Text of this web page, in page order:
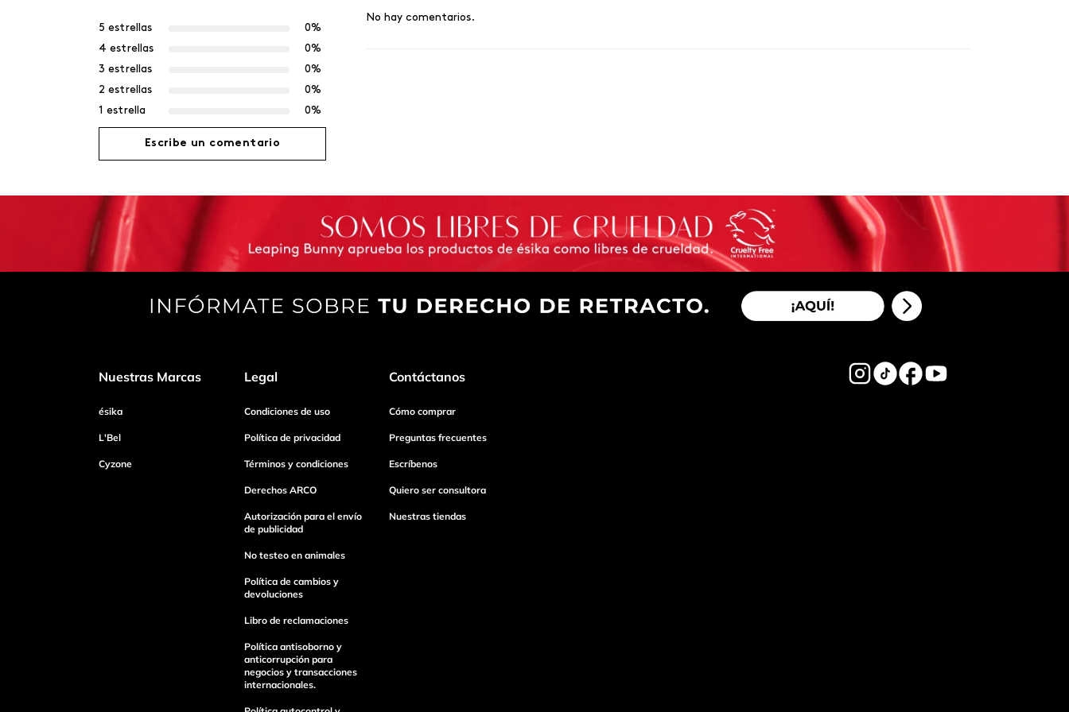
5 estrellas
0%
4 estrellas
0%
3 estrellas
0%
2 estrellas
0%
1 estrella
0%
Escribe un comentario
Agregar comentario
Título
Escribe un comentario
Enviar Comentario
No hay comentarios.
Nuestras Marcas
ésika
L'Bel
Cyzone
Legal
Condiciones de uso
Política de privacidad
Términos y condiciones
Derechos ARCO
Autorización para el envío
de publicidad
No testeo en animales
Política de cambios y
devoluciones
Libro de reclamaciones
Política antisoborno y
anticorrupción para
negocios y transacciones
internacionales.
Contáctanos
Cómo comprar
Preguntas frecuentes
Escríbenos
Quiero ser consultora
Nuestras tiendas